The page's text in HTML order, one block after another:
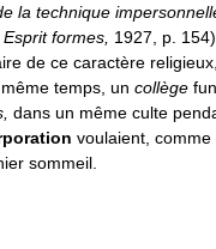
la technique
Esprit formes, 1927, p.
de ce caractère
temps, un collège
dans un même culte
voulaient,
sommeil.